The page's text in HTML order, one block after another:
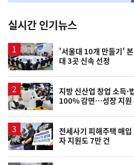
뉴
스
실시간 인기뉴스
'서울대 10개 만들기'
대 3곳 신속 선정
지방 신산업 창업 소득·
100% 감면…성장 지원
전세사기 피해주택 매
자 지원도 7만 건